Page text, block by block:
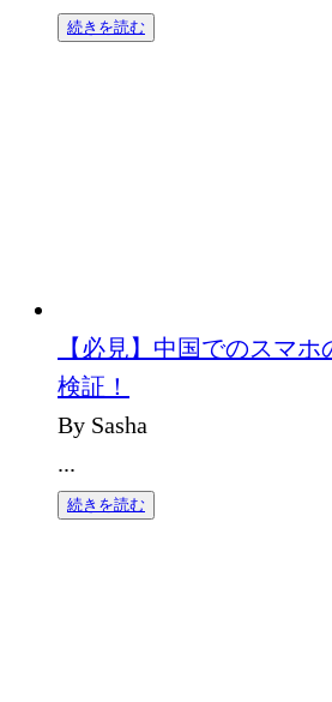
続きを読む
【必見】中国でのスマ
検証！
By Sasha
...
続きを読む